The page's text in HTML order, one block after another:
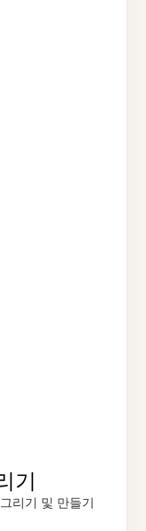
기
리기 및 만들기